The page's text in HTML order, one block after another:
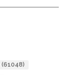
(61048)